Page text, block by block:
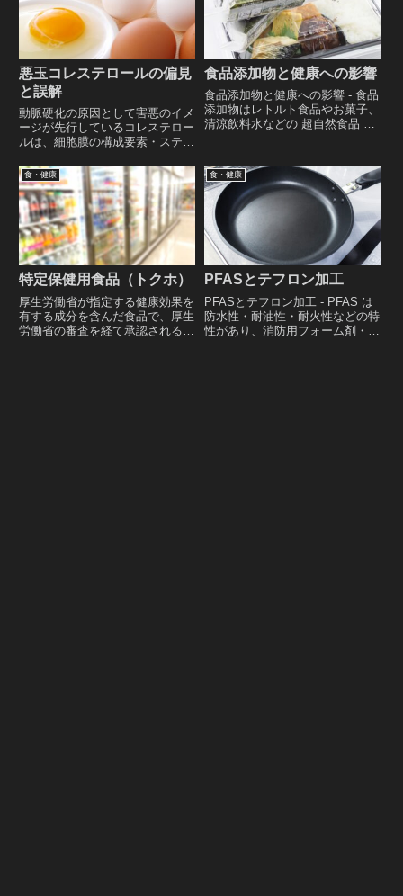
悪玉コレステロールの偏見
と誤解
動脈硬化の原因として害悪のイメ
ージが先行しているコレステロー
ルは、細胞膜の構成要素・ステロ
吸収・ビタミンDの合成 など重要
な役割を担っており、食事で減ら
しても意味がないことはあまり知
られていない。
食品添加物と健康への影響
食品添加物と健康への影響 - 食品
添加物はレトルト食品やお菓子、
清涼飲料水などの 超自然食品 の
いる 食品添加物 は、科学的な評
価と規制に基き、法的な制限や許
容量の範囲内で使用されている。
食・健康
特定保健用食品（トクホ）
厚生労働省が指定する健康効果を
有する成分を含んだ食品で、厚生
労働省の審査を経て承認される日
食・健康
PFASとテフロン加工
PFASとテフロン加工 - PFAS は
防水性・耐油性・耐火性などの特
性があり、消防用フォーム剤・防